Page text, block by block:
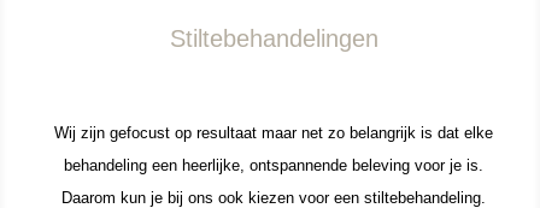
Stiltebehandelingen
Wij zijn gefocust op resultaat maar net zo belangrijk is dat elke
behandeling een heerlijke, ontspannende beleving voor je is.
Daarom kun je bij ons ook kiezen voor een stiltebehandeling.